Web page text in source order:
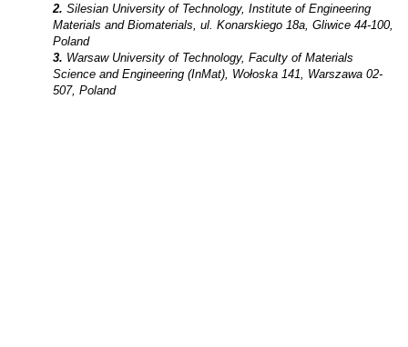
2. Silesian University of Technology, Institute of Engineering
Materials and Biomaterials, ul. Konarskiego 18a, Gliwice 44-100,
Poland
3. Warsaw University of Technology, Faculty of Materials
Science and Engineering (InMat), Wołoska 141, Warszawa 02-
507, Poland